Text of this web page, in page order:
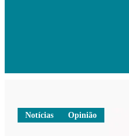
Notícias Opinião